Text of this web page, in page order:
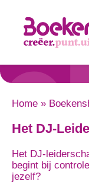
Home »
Het DJ-
Het DJ-
begint bij
jezelf?